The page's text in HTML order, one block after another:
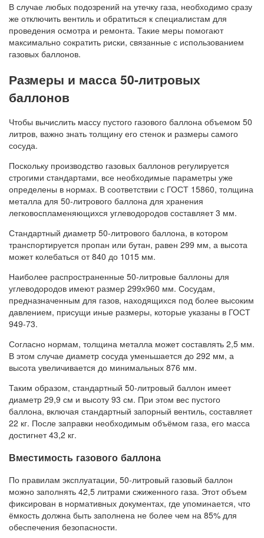
В случае любых подозрений на утечку газа, необходимо сразу
же отключить вентиль и обратиться к специалистам для
проведения осмотра и ремонта. Такие меры помогают
максимально сократить риски, связанные с использованием
газовых баллонов.
Размеры и масса 50-литровых
баллонов
Чтобы вычислить массу пустого газового баллона объемом 50
литров, важно знать толщину его стенок и размеры самого
сосуда.
Поскольку производство газовых баллонов регулируется
строгими стандартами, все необходимые параметры уже
определены в нормах. В соответствии с ГОСТ 15860, толщина
металла для 50-литрового баллона для хранения
легковоспламеняющихся углеводородов составляет 3 мм.
Стандартный диаметр 50-литрового баллона, в котором
транспортируется пропан или бутан, равен 299 мм, а высота
может колебаться от 840 до 1015 мм.
Наиболее распространенные 50-литровые баллоны для
углеводородов имеют размер 299х960 мм. Сосудам,
предназначенным для газов, находящихся под более высоким
давлением, присущи иные размеры, которые указаны в ГОСТ
949-73.
Согласно нормам, толщина металла может составлять 2,5 мм.
В этом случае диаметр сосуда уменьшается до 292 мм, а
высота увеличивается до минимальных 876 мм.
Таким образом, стандартный 50-литровый баллон имеет
диаметр 29,9 см и высоту 93 см. При этом вес пустого
баллона, включая стандартный запорный вентиль, составляет
22 кг. После заправки необходимым объёмом газа, его масса
достигнет 43,2 кг.
Вместимость газового баллона
По правилам эксплуатации, 50-литровый газовый баллон
можно заполнять 42,5 литрами сжиженного газа. Этот объем
фиксирован в нормативных документах, где упоминается, что
ёмкость должна быть заполнена не более чем на 85% для
обеспечения безопасности.